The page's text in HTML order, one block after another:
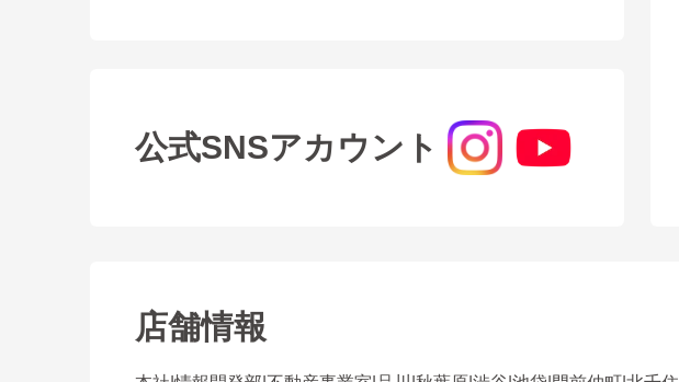
公式SNSアカウント
店舗情報